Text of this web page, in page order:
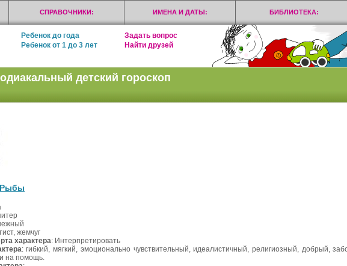
СПРАВОЧНИКИ: ИМЕНА И ДАТЫ: БИБЛИОТЕКА:
Ребенок до года
Задать вопрос
Ребенок от 1 до 3 лет
Найти друзей
детский гороскоп
Рыбы
жемчуг
характера: Интерпретировать
: гибкий, мягкий, эмоционально чувствительный, идеалистичный, религиозный, добрый,
на помощь.